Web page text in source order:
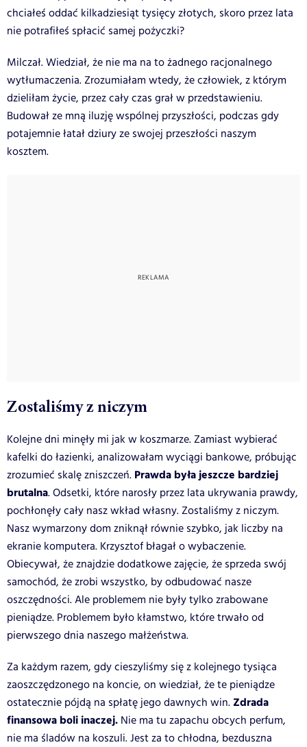
chciałeś oddać kilkadziesiąt tysięcy złotych, skoro przez lata
nie potrafiłeś spłacić samej pożyczki?
Milczał. Wiedział, że nie ma na to żadnego racjonalnego
wytłumaczenia. Zrozumiałam wtedy, że człowiek, z którym
dzieliłam życie, przez cały czas grał w przedstawieniu.
Budował ze mną iluzję wspólnej przyszłości, podczas gdy
potajemnie łatał dziury ze swojej przeszłości naszym
kosztem.
Zostaliśmy z niczym
Kolejne dni minęły mi jak w koszmarze. Zamiast wybierać
kafelki do łazienki, analizowałam wyciągi bankowe, próbując
zrozumieć skalę zniszczeń. Prawda była jeszcze bardziej
brutalna. Odsetki, które narosły przez lata ukrywania prawdy,
pochłonęły cały nasz wkład własny. Zostaliśmy z niczym.
Nasz wymarzony dom zniknął równie szybko, jak liczby na
ekranie komputera. Krzysztof błagał o wybaczenie.
Obiecywał, że znajdzie dodatkowe zajęcie, że sprzeda swój
samochód, że zrobi wszystko, by odbudować nasze
oszczędności. Ale problemem nie były tylko zrabowane
pieniądze. Problemem było kłamstwo, które trwało od
pierwszego dnia naszego małżeństwa.
Za każdym razem, gdy cieszyliśmy się z kolejnego tysiąca
zaoszczędzonego na koncie, on wiedział, że te pieniądze
ostatecznie pójdą na spłatę jego dawnych win. Zdrada
finansowa boli inaczej. Nie ma tu zapachu obcych perfum,
nie ma śladów na koszuli. Jest za to chłodna, bezduszna